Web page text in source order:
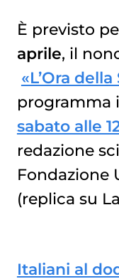
È previsto
aprile, il
«L’Ora
programma
sabato alle
redazione
Fondazione
(replica su
Italiani al